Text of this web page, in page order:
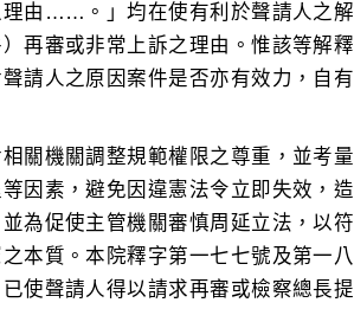
理由……。」均在使有利於聲請人之解
再審或非常上訴之理由。惟該等解釋
請人之原因案件是否亦有效力，自有
機關調整規範權限之尊重，並考量
因素，避免因違憲法令立即失效，造
為促使主管機關審慎周延立法，以符
本質。本院釋字第一七七號及第一八
使聲請人得以請求再審或檢察總長提